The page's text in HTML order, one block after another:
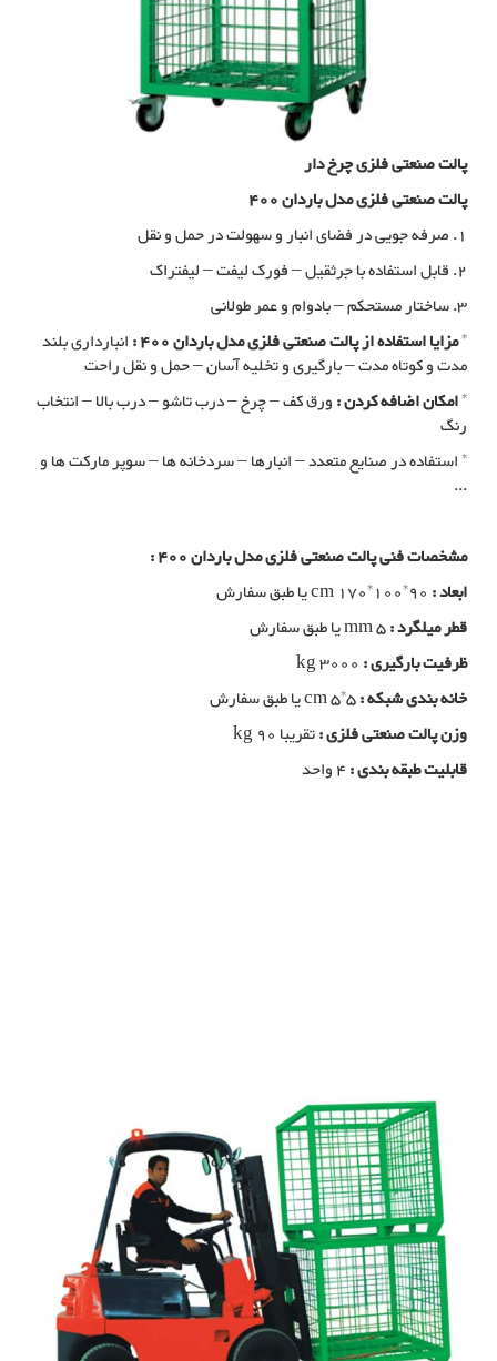
پالت صنعتی فلزی چرخ دار
پالت صنعتی فلزی مدل باردان 400
1. صرفه جویی در فضای انبار و سهولت در حمل و نقل
2. قابل استفاده با جرثقیل – فورک لیفت – لیفتراک
3. ساختار مستحکم – بادوام و عمر طولانی
*مزایا استفاده از پالت صنعتی فلزی مدل باردان 400 :
انبارداری بلند
مدت و کوتاه مدت – بارگیری و تخلیه آسان – حمل و نقل راحت
*امکان اضافه کردن :ورق کف – چرخ – درب تاشو – درب بالا – انتخاب
رنگ
* استفاده در صنایع متعدد – انبارها – سردخانه ها – سوپر مارکت ها و
...
مشخصات فنی پالت صنعتی فلزی مدل باردان 400 :
ابعاد :
قطر میلگرد :mm 5 یا طبق سفارش
ظرفیت بارگیری :
خانه بندی شبکه :cm 5*5 یا طبق سفارش
وزن پالت صنعتی فلزی :تقریبا kg 90
قابلیت طبقه بندی :